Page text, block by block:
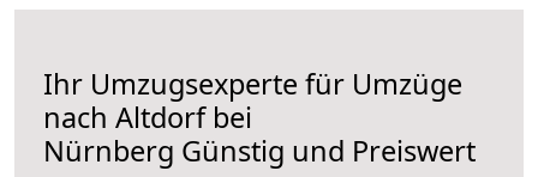
Ihr Umzugsexperte für Umzüge
nach Altdorf bei
Nürnberg Günstig und Preiswert